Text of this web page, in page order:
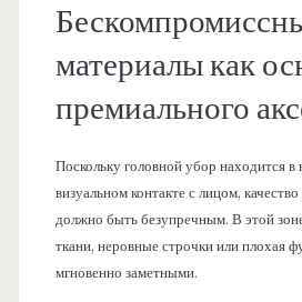
материалы как
премиального
Поскольку головной убор находится в
визуальном контакте с лицом,
должно быть безупречным. В этой
ткани, неровные строчки или плохая
мгновенно заметными.